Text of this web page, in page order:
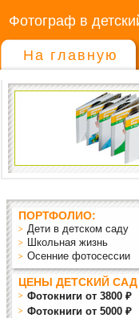
Фотограф в
На главную
ПОРТФОЛИО:
Дети в детском саду
Школьная жизнь
Осенние фотосессии
ЦЕНЫ ДЕТСКИЙ САД
Фотокниги от 3800 ₽
Фотокниги от 5000 ₽